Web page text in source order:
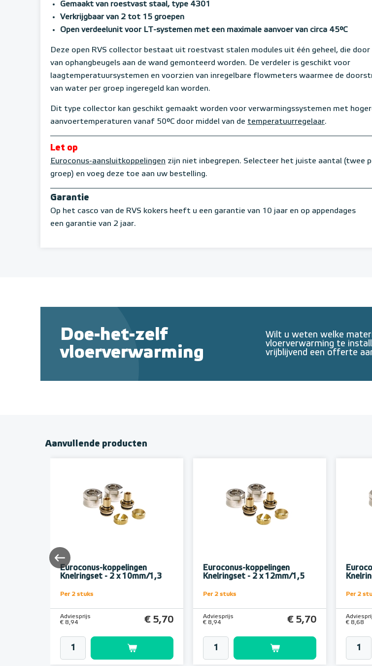
Gemaakt van roestvast staal, type 4301
Verkrijgbaar van 2 tot 15 groepen
Open verdeelunit voor LT-systemen met een maximale aanvoer van circa 45°C
Deze open RVS collector bestaat uit roestvast stalen modules uit één geheel, die door
van ophangbeugels aan de wand gemonteerd worden. De verdeler is geschikt voor
laagtemperatuursystemen en voorzien van inregelbare flowmeters waarmee de
van water per groep ingeregeld kan worden.
Dit type collector kan geschikt gemaakt worden voor verwarmingssystemen met
aanvoertemperaturen vanaf 50°C door middel van de temperatuurregelaar.
Let op
Euroconus-aansluitkoppelingen zijn niet inbegrepen. Selecteer het juiste aantal (twee
groep) en voeg deze toe aan uw bestelling.
Garantie
Op het casco van de RVS kokers heeft u een garantie van 10 jaar en op appendages
een garantie van 2 jaar.
Doe-het-zelf
vloerverwarming
Wilt u weten welke
vloerverwarming te
vrijblijvend een offerte
Aanvullende producten
Euroconus-koppelingen
Knelringset - 2 x 10mm/1,3
Per 2 stuks
Adviesprijs
€ 8,94
€ 5,70
Euroconus-koppelingen
Knelringset - 2 x 12mm/1,5
Per 2 stuks
Adviesprijs
€ 8,94
€ 5,70
Per 2
€ 8,68